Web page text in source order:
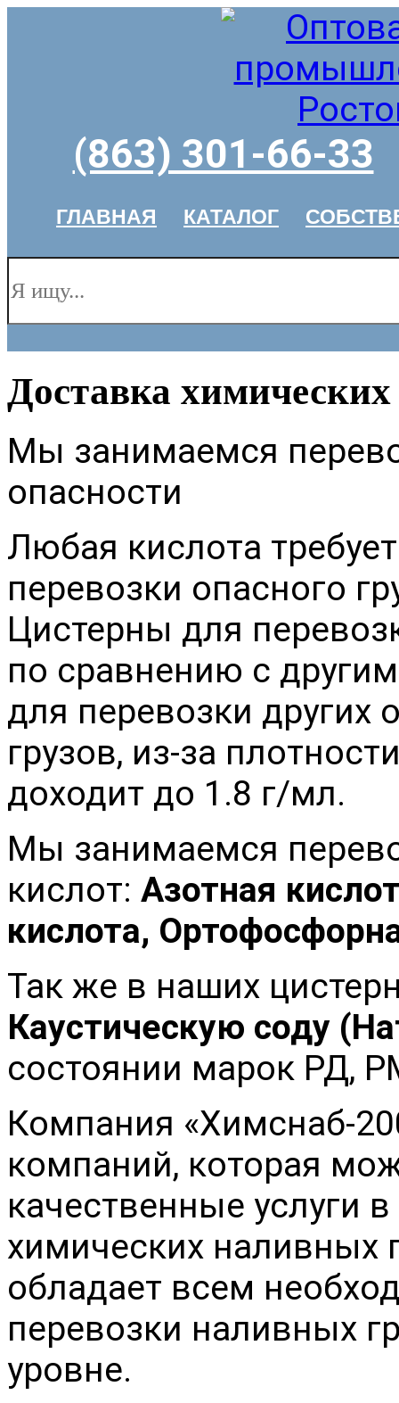
(863) 301-66-33
ГЛАВНАЯ КАТАЛОГ
Доставка химических
Мы занимаемся
опасности
Любая кислота
перевозки опасного
Цистерны для
по сравнению с
для перевозки
грузов, из-за
доходит до 1.8 г/мл.
Мы занимаемся
кислот: Азотная
кислота,
Так же в наших
Каустическую соду
состоянии марок РД,
Компания «Химснаб-
компаний, которая
качественные услуги
химических наливных
обладает всем
перевозки наливных
уровне.